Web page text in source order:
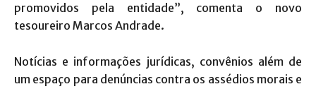
promovidos pela entidade”, comenta o novo
tesoureiro Marcos Andrade.
Notícias e informações jurídicas, convênios além de
um espaço para denúncias contra os assédios morais e